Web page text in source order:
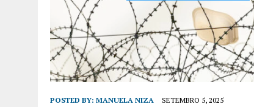
POSTED BY: MANUELA NIZA SETEMBRO 5, 2025